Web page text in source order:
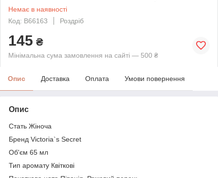
Немає в наявності
Код: B66163
Роздріб
145 ₴
Мінімальна сума замовлення на сайті — 500 ₴
Опис Доставка Оплата Умови повернення
Опис
Стать Жіноча
Бренд Victoria`s Secret
Об'єм 65 мл
Тип аромату Квіткові